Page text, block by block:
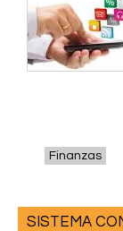
Finanzas
SISTEMA